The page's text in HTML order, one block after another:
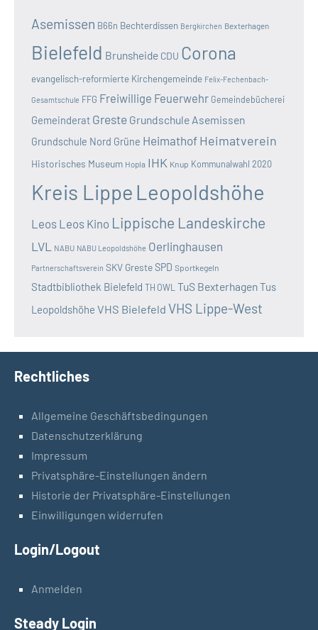
Asemissen B66n Bechterdissen Bergkirchen Bexterhagen
Bielefeld Brunsheide CDU Corona
evangelisch-reformierte Kirchengemeinde Felix-Fechenbach-
Gesamtschule FFG Freiwillige Feuerwehr Gemeindebücherei
Gemeinderat Greste Grundschule Asemissen
Grundschule Nord Grüne Heimathof Heimatverein
Historisches Museum Hopla IHK Knup Kommunalwahl 2020
Kreis Lippe Leopoldshöhe
Leos Leos Kino Lippische Landeskirche
LVL NABU NABU Leopoldshöhe Oerlinghausen
Partnerschaftsverein SKV GresteSPD Sportkegeln
Stadtbibliothek Bielefeld TH OWL TuS BexterhagenTus
Leopoldshöhe VHS Bielefeld VHS Lippe-West
Rechtliches
Allgemeine Geschäftsbedingungen
Datenschutzerklärung
Impressum
Privatsphäre-Einstellungen ändern
Historie der Privatsphäre-Einstellungen
Einwilligungen widerrufen
Login/Logout
Anmelden
Steady Login